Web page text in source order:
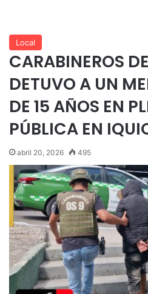
Local
CARABINEROS
DETUVO A UN
DE 15 AÑOS EN
PÚBLICA EN
abril 20, 2026 495